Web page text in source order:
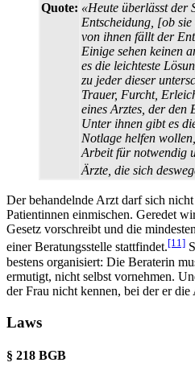
Quote: «Heute überlässt der
Entscheidung, [ob
von ihnen fällt der
Einige sehen keinen
es die leichteste
zu jeder dieser
Trauer, Furcht,
eines Arztes, der den
Unter ihnen gibt es
Notlage helfen
Arbeit für notwendig
Ärzte, die sich
Der behandelnde Arzt darf sich
Patientinnen einmischen. Geredet
Gesetz vorschreibt und die
einer Beratungsstelle stattfindet.[11]
bestens organisiert: Die Beraterin
ermutigt, nicht selbst vornehmen.
der Frau nicht kennen, bei der er
Laws
§ 218 BGB